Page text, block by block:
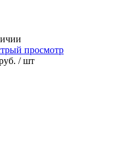
просмотр
/ шт